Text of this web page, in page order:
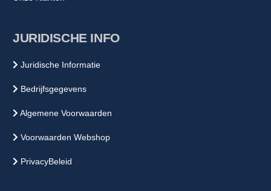
JURIDISCHE INFO
Juridische Informatie
Bedrijfsgegevens
Algemene Voorwaarden
Voorwaarden Webshop
PrivacyBeleid